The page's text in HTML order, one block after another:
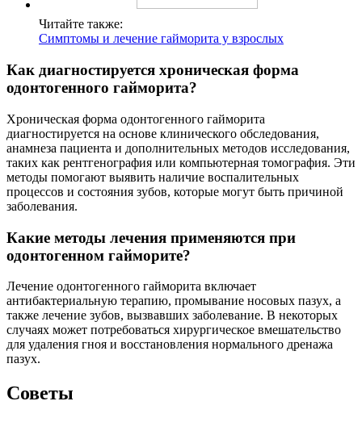
Читайте также:
Симптомы и лечение гайморита у взрослых
Как диагностируется хроническая форма
одонтогенного гайморита?
Хроническая форма одонтогенного гайморита
диагностируется на основе клинического обследования,
анамнеза пациента и дополнительных методов исследования,
таких как рентгенография или компьютерная томография. Эти
методы помогают выявить наличие воспалительных
процессов и состояния зубов, которые могут быть причиной
заболевания.
Какие методы лечения применяются при
одонтогенном гайморите?
Лечение одонтогенного гайморита включает
антибактериальную терапию, промывание носовых пазух, а
также лечение зубов, вызвавших заболевание. В некоторых
случаях может потребоваться хирургическое вмешательство
для удаления гноя и восстановления нормального дренажа
пазух.
Советы